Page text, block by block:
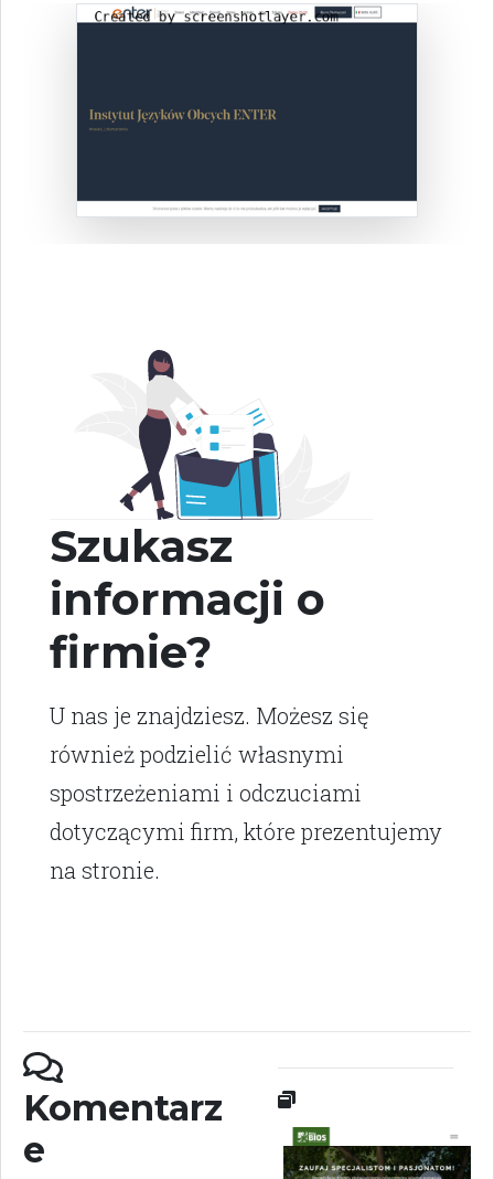
Szukasz
informacji o
firmie?
U nas je znajdziesz. Możesz się
również podzielić własnymi
spostrzeżeniami i odczuciami
dotyczącymi firm, które prezentujemy
na stronie.
Komentarz
e